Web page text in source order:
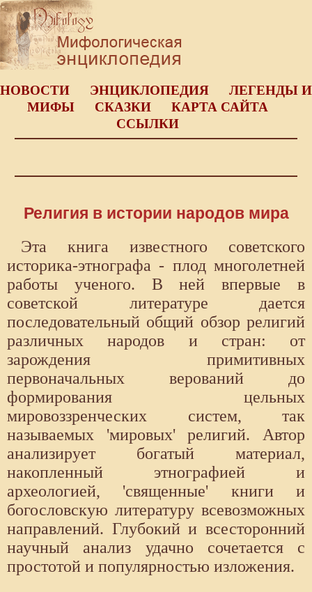
НОВОСТИ ЭНЦИКЛОПЕДИЯ
ЛЕГЕНДЫ И
МИФЫ
СКАЗКИ
КАРТА САЙТА
ССЫЛКИ
Религия в истории народов мира
Эта книга известного советского
историка-этнографа - плод многолетней
работы ученого. В ней впервые в
советской литературе дается
последовательный общий обзор религий
различных народов и стран: от
зарождения примитивных
первоначальных верований до
формирования цельных
мировоззренческих систем, так
называемых 'мировых' религий. Автор
анализирует богатый материал,
накопленный этнографией и
археологией, 'священные' книги и
богословскую литературу всевозможных
направлений. Глубокий и всесторонний
научный анализ удачно сочетается с
простотой и популярностью изложения.